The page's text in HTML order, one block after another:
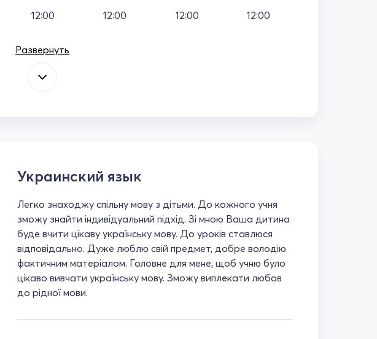
12:00 12:00 12:00 12:00
Развернуть
Украинский язык
Легко знаходжу спільну мову з дітьми. До кожного учня
зможу знайти індивідуальний підхід. Зі мною Ваша дитина
буде вчити цікаву українську мову. До уроків ставлюся
відповідально. Дуже люблю свій предмет, добре володію
фактичним матеріалом. Головне для мене, щоб учню було
цікаво вивчати українську мову. Зможу виплекати любов
до рідної мови.